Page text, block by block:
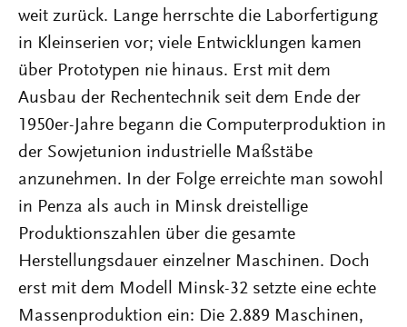
weit zurück. Lange herrschte die Laborfertigung
in Kleinserien vor; viele Entwicklungen kamen
über Prototypen nie hinaus. Erst mit dem
Ausbau der Rechentechnik seit dem Ende der
1950er-Jahre begann die Computerproduktion in
der Sowjetunion industrielle Maßstäbe
anzunehmen. In der Folge erreichte man sowohl
in Penza als auch in Minsk dreistellige
Produktionszahlen über die gesamte
Herstellungsdauer einzelner Maschinen. Doch
erst mit dem Modell Minsk-32 setzte eine echte
Massenproduktion ein: Die 2.889 Maschinen,